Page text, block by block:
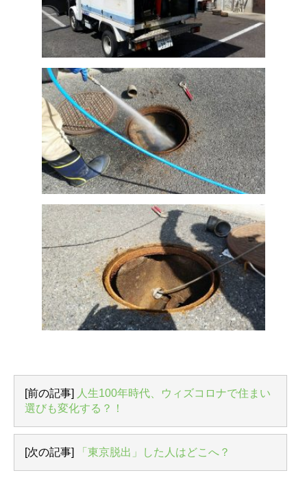
[前の記事] 人生100年時代、ウィズコロナで住まい
選びも変化する？！
[次の記事] 「東京脱出」した人はどこへ？